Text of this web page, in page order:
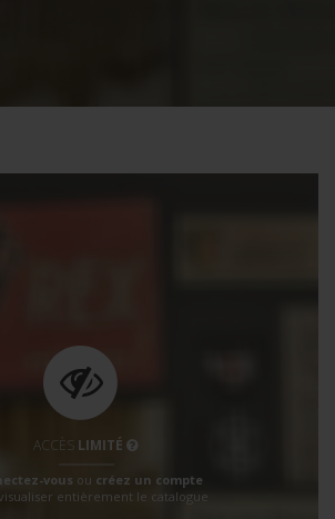
ACCÈS LIMITÉ
vous ou créez un compte
entièrement le catalogue